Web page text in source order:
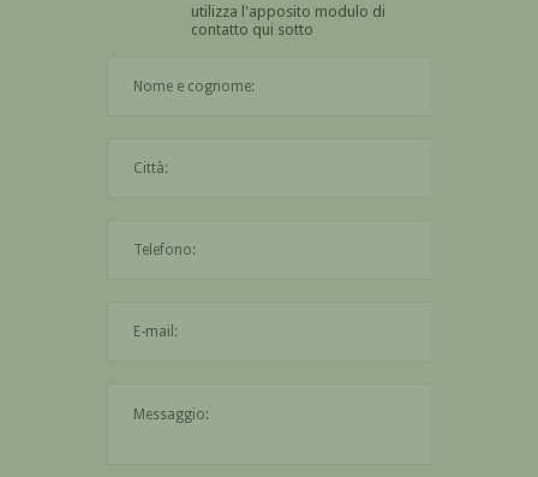
utilizza l'apposito modulo di
contatto qui sotto